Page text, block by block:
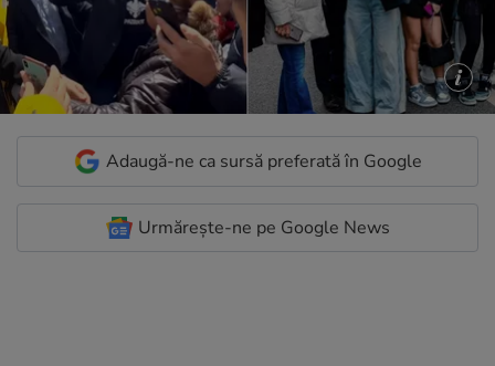
Adaugă-ne ca sursă preferată în Google
Urmărește-ne pe Google News